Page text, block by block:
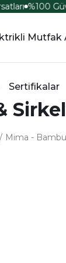
%100
Mutfak
Sertifikalar
Mima -